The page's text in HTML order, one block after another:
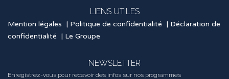
LIENS UTILES
Mention légales | Politique de confidentialité | Déclaration de
confidentialité | Le Groupe
NEWSLETTER
Enregistrez-vous pour recevoir des infos sur nos programmes